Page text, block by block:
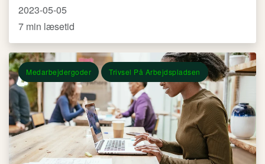
2023-05-05
7 min læsetid
Medarbejdergoder Trivsel På Arbejdspladsen